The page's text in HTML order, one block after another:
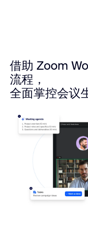
借助 Zoom
流程，
全面掌控会议